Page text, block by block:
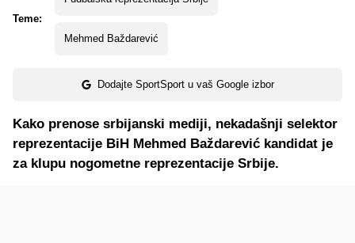
Teme:
Mehmed Baždarević
Dodajte SportSport u vaš Google izbor
Kako prenose srbijanski mediji, nekadašnji selektor
reprezentacije BiH Mehmed Baždarević kandidat je
za klupu nogometne reprezentacije Srbije.